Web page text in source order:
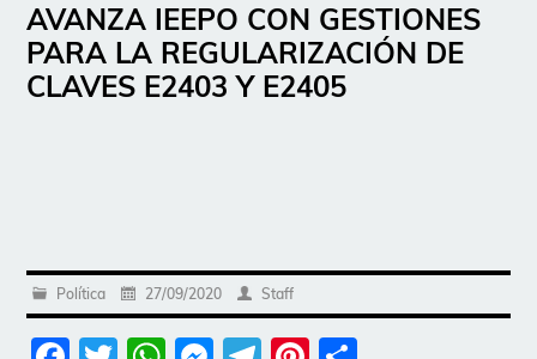
AVANZA IEEPO CON GESTIONES
PARA LA REGULARIZACIÓN DE
CLAVES E2403 Y E2405
Política 27/09/2020 Staff